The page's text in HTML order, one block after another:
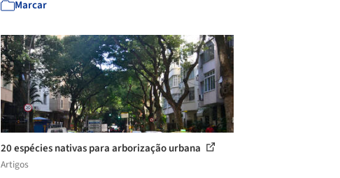
Marcar
20 espécies nativas para arborização urbana
Artigos